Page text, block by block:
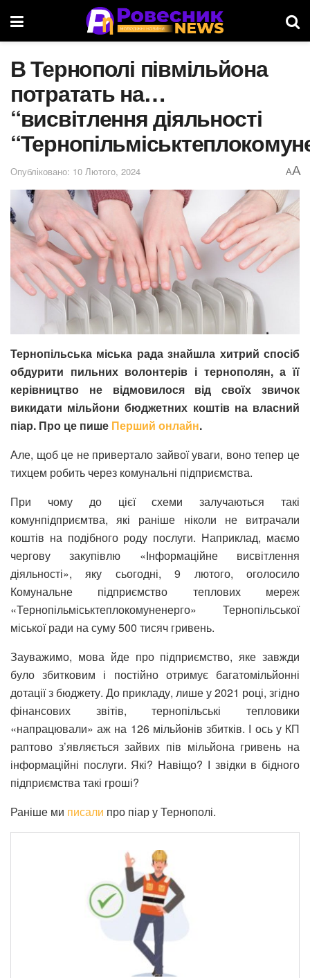
В Тернополі півмільйона
потратать на…
“висвітлення діяльності
Опубліковано: 10 Лютого, 2024 AA
Тернопільська міська рада знайшла хитрий спосіб
обдурити пильних волонтерів і тернополян, а її
керівництво не відмовилося від своїх звичок
викидати мільйони бюджетних коштів на власний
піар. Про це пише Перший онлайн.
Але, щоб це не привертало зайвої уваги, воно тепер це
тихцем робить через комунальні підприємства.
При чому до цієї схеми залучаються такі
комунпідприємтва, які раніше ніколи не витрачали
коштів на подібного роду послуги. Наприклад, маємо
чергову закупівлю «Інформаційне висвітлення
діяльності», яку сьогодні, 9 лютого, оголосило
Комунальне підприємство теплових мереж
«Тернопільміськтеплокомуненерго» Тернопільської
міської ради на суму 500 тисяч гривень.
Зауважимо, мова йде про підприємство, яке завжди
було збитковим і постійно отримує багатомільйонні
дотації з бюджету. До прикладу, лише у 2021 році, згідно
фінансових звітів, тернопільські тепловики
«напрацювали» аж на 126 мільйонів збитків. І ось у КП
раптово з’являється зайвих пів мільйона гривень на
інформаційні послуги. Які? Навіщо? І звідки в бідного
підприємства такі гроші?
Раніше ми писали про піар у Тернополі.